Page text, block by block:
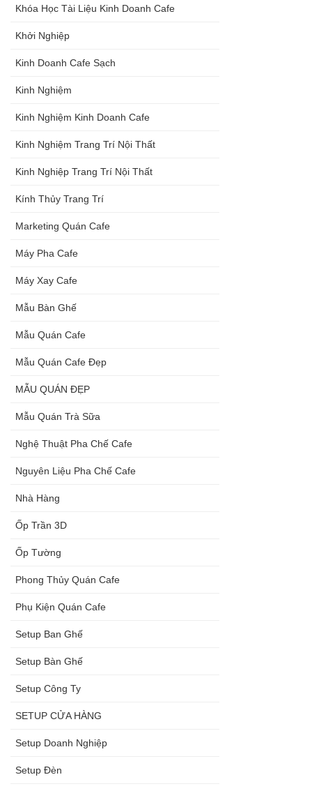
Khóa Học Tài Liệu Kinh Doanh Cafe
Khởi Nghiệp
Kinh Doanh Cafe Sạch
Kinh Nghiệm
Kinh Nghiệm Kinh Doanh Cafe
Kinh Nghiệm Trang Trí Nội Thất
Kinh Nghiệp Trang Trí Nội Thất
Kính Thủy Trang Trí
Marketing Quán Cafe
Máy Pha Cafe
Máy Xay Cafe
Mẫu Bàn Ghế
Mẫu Quán Cafe
Mẫu Quán Cafe Đẹp
MẪU QUÁN ĐẸP
Mẫu Quán Trà Sữa
Nghệ Thuật Pha Chế Cafe
Nguyên Liệu Pha Chế Cafe
Nhà Hàng
Ốp Trần 3D
Ốp Tường
Phong Thủy Quán Cafe
Phụ Kiện Quán Cafe
Setup Ban Ghế
Setup Bàn Ghế
Setup Công Ty
SETUP CỬA HÀNG
Setup Doanh Nghiệp
Setup Đèn